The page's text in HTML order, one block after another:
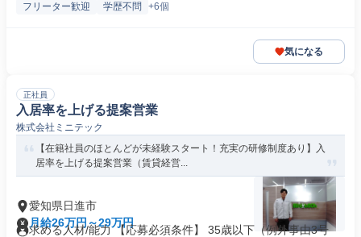
フリーター歓迎 学歴不問 +6個
気になる
正社員
入居率を上げる提案営業
株式会社ミニテック
【在籍社員のほとんどが未経験スタート！充実の研修制度あり】入
居率を上げる提案営業（賃貸経営...
愛知県日進市
月給26万円～29万円
求める人材/能力 【応募必須条件】 35歳以下（例外事由3号